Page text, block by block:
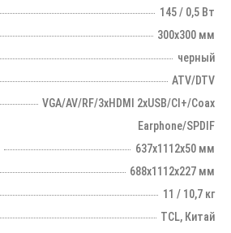
145 / 0,5 Вт
300х300 мм
черный
ATV/DTV
VGA/AV/RF/3xHDMI 2xUSB/CI+/Coax
Earphone/SPDIF
637х1112х50 мм
688x1112x227 мм
11 / 10,7 кг
TCL, Китай